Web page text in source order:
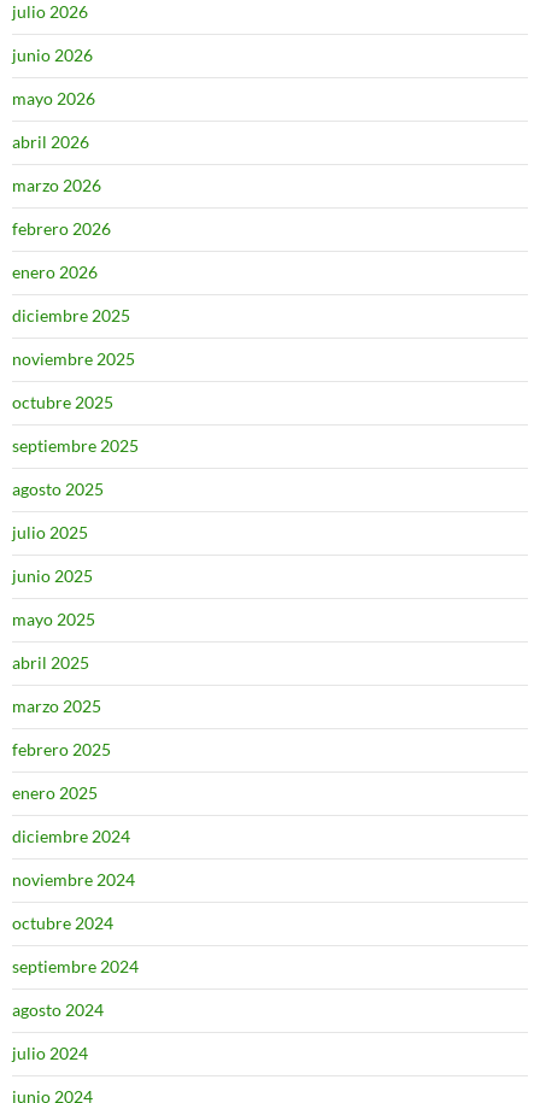
julio 2026
junio 2026
mayo 2026
abril 2026
marzo 2026
febrero 2026
enero 2026
diciembre 2025
noviembre 2025
octubre 2025
septiembre 2025
agosto 2025
julio 2025
junio 2025
mayo 2025
abril 2025
marzo 2025
febrero 2025
enero 2025
diciembre 2024
noviembre 2024
octubre 2024
septiembre 2024
agosto 2024
julio 2024
junio 2024